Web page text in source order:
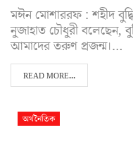
মঈন মোশাররফ : শহীদ
নুজাহাত চৌধুরী বলেছেন,
আমাদের তরুণ প্রজন্ম।…
READ MORE...
অর্থনৈতিক